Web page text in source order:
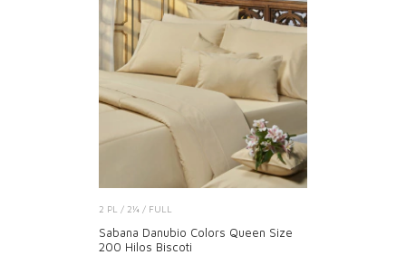
2 PL / 2¼ / FULL
Sabana Danubio Colors Queen Size
200 Hilos Biscoti